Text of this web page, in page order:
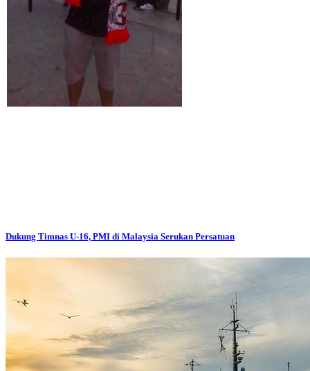
Dukung Timnas U-16, PMI di Malaysia Serukan Persatuan